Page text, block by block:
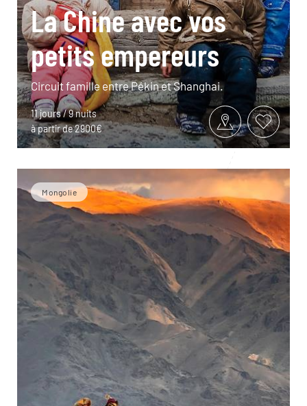
La Chine avec vos
petits empereurs
Circuit famille entre Pékin et Shanghai.
11 jours / 9 nuits
à partir de 2900€
Mongolie